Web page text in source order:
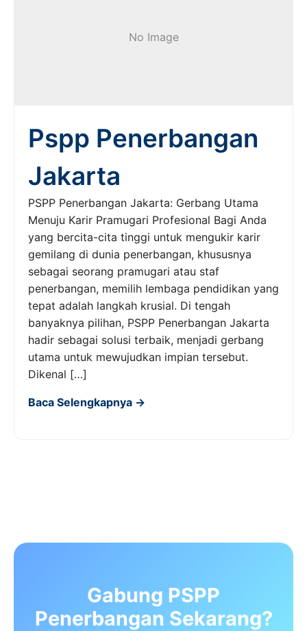
No Image
Pspp Penerbangan
Jakarta
PSPP Penerbangan Jakarta: Gerbang Utama
Menuju Karir Pramugari Profesional Bagi Anda
yang bercita-cita tinggi untuk mengukir karir
gemilang di dunia penerbangan, khususnya
sebagai seorang pramugari atau staf
penerbangan, memilih lembaga pendidikan yang
tepat adalah langkah krusial. Di tengah
banyaknya pilihan, PSPP Penerbangan Jakarta
hadir sebagai solusi terbaik, menjadi gerbang
utama untuk mewujudkan impian tersebut.
Dikenal […]
Baca Selengkapnya →
Gabung PSPP
Penerbangan Sekarang?